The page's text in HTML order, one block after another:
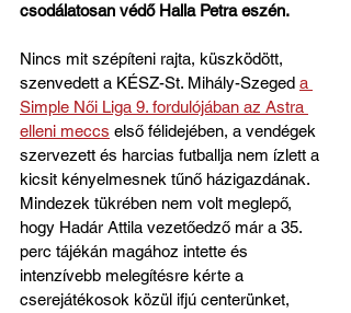
csodálatosan védő Halla Petra eszén.
Nincs mit szépíteni rajta, küszködött,
szenvedett a KÉSZ-St. Mihály-Szeged a
Simple Női Liga 9. fordulójában az Astra
elleni meccs első félidejében, a vendégek
szervezett és harcias futballja nem ízlett a
kicsit kényelmesnek tűnő házigazdának.
Mindezek tükrében nem volt meglepő,
hogy Hadár Attila vezetőedző már a 35.
perc tájékán magához intette és
intenzívebb melegítésre kérte a
cserejátékosok közül ifjú centerünket,